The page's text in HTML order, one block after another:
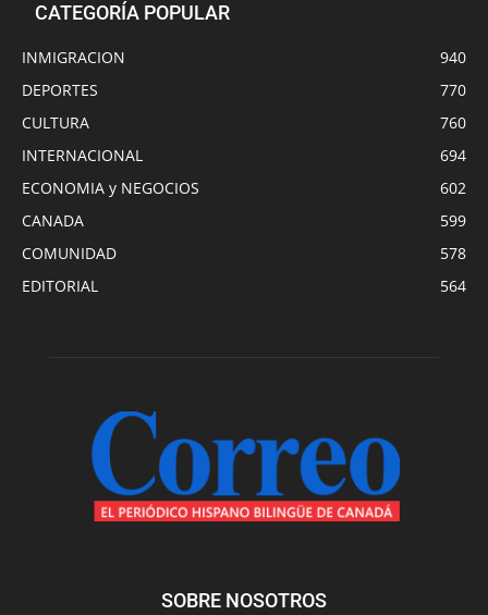
CATEGORÍA POPULAR
INMIGRACION
940
DEPORTES
770
CULTURA
760
INTERNACIONAL
694
ECONOMIA y NEGOCIOS
602
CANADA
599
COMUNIDAD
578
EDITORIAL
564
SOBRE NOSOTROS